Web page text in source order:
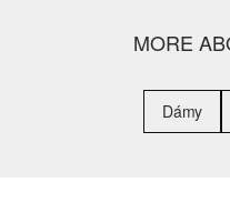
MORE
Dámy